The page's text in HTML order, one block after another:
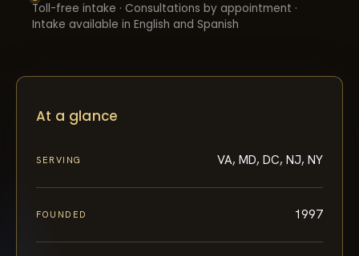
Toll-free intake · Consultations by appointment ·
Intake available in English and Spanish
At a glance
SERVING VA, MD, DC, NJ, NY
FOUNDED 1997